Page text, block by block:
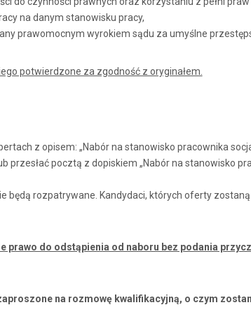
na danym stanowisku pracy,
prawomocnym wyrokiem sądu za umyślne
potwierdzone za zgodność z oryginałem.
z opisem: „Nabór na stanowisko pracownika
przesłać pocztą z dopiskiem „Nabór na stanowisko
będą rozpatrywane. Kandydaci, których oferty
do odstąpienia od naboru bez podania
na rozmowę kwalifikacyjną, o czym